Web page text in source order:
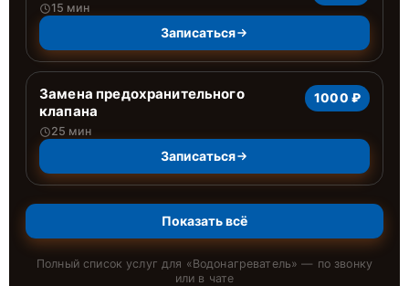
15 мин
Записаться
Замена предохранительного
клапана
25 мин
1000 ₽
Записаться
Показать всё
Полный список услуг для «Водонагреватель» — по звонку
или в чате